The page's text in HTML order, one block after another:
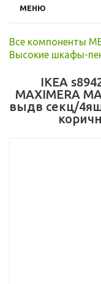
МЕНЮ
Все компоненты
Высокие шкафы-
IKEA
MAXIMERA
выдв секц/